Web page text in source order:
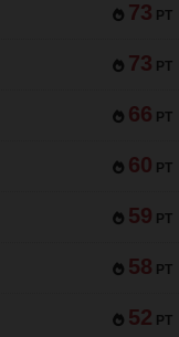
73 PT
73 PT
66 PT
60 PT
59 PT
58 PT
52 PT